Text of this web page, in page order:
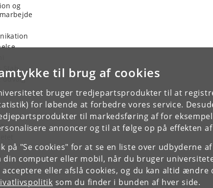
til brug af cookies
bruger tredjepartsprodukter til at
for løbende at forbedre vores service.
til markedsføring af for
annoncer og til at følge op på effekten
på "Se cookies" for at se en liste over udbyderne
din computer eller mobil, når du bruger
acceptere eller afslå cookies, og du kan altid ændre
som du finder i bunden af hver side.
og
Stab
udvalg